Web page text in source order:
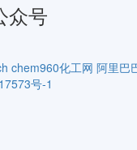
众号
chem960化工网 阿里巴
号-1